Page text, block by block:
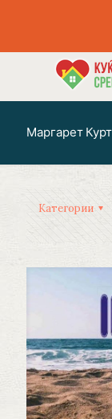
Маргарет Курт
Категории